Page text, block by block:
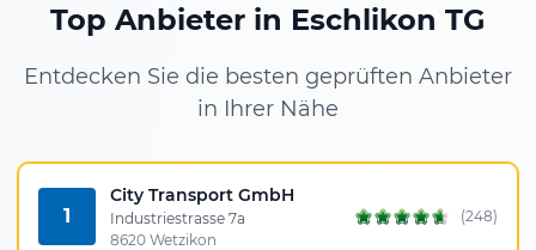
Top Anbieter in Eschlikon TG
Entdecken Sie die besten geprüften Anbieter
in Ihrer Nähe
1
City Transport GmbH
Industriestrasse 7a
8620 Wetzikon
(248)